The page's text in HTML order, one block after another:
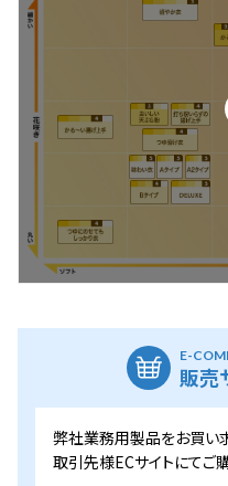
E-
販売
弊社業務用製品をお買い
取引先様ECサイトにてご